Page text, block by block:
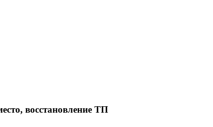
восстановление ТП